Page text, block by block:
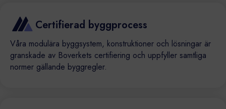
Certifierad byggprocess
Våra modulära byggsystem, konstruktioner och lösningar är
granskade av Boverkets certifiering och uppfyller samtliga
normer gällande byggregler.